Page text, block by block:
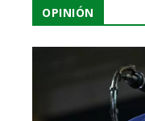
OPINIÓN